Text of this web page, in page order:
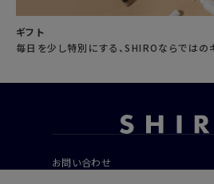
ギフト
毎日を少し特別にする、SHIROならではの
お問い合わせ